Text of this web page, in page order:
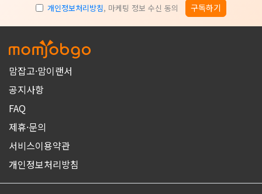
개인정보처리방침, 마케팅 정보 수신 동의 구독하기
맘잡고·맘이랜서
공지사항
FAQ
제휴·문의
서비스이용약관
개인정보처리방침